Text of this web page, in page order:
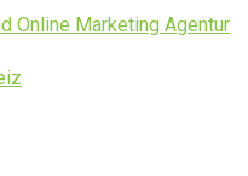
Online Marketing Agentur